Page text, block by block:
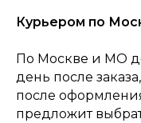
Главная Консультация
Курьером по
По Москве и МО
день после
после
предложит